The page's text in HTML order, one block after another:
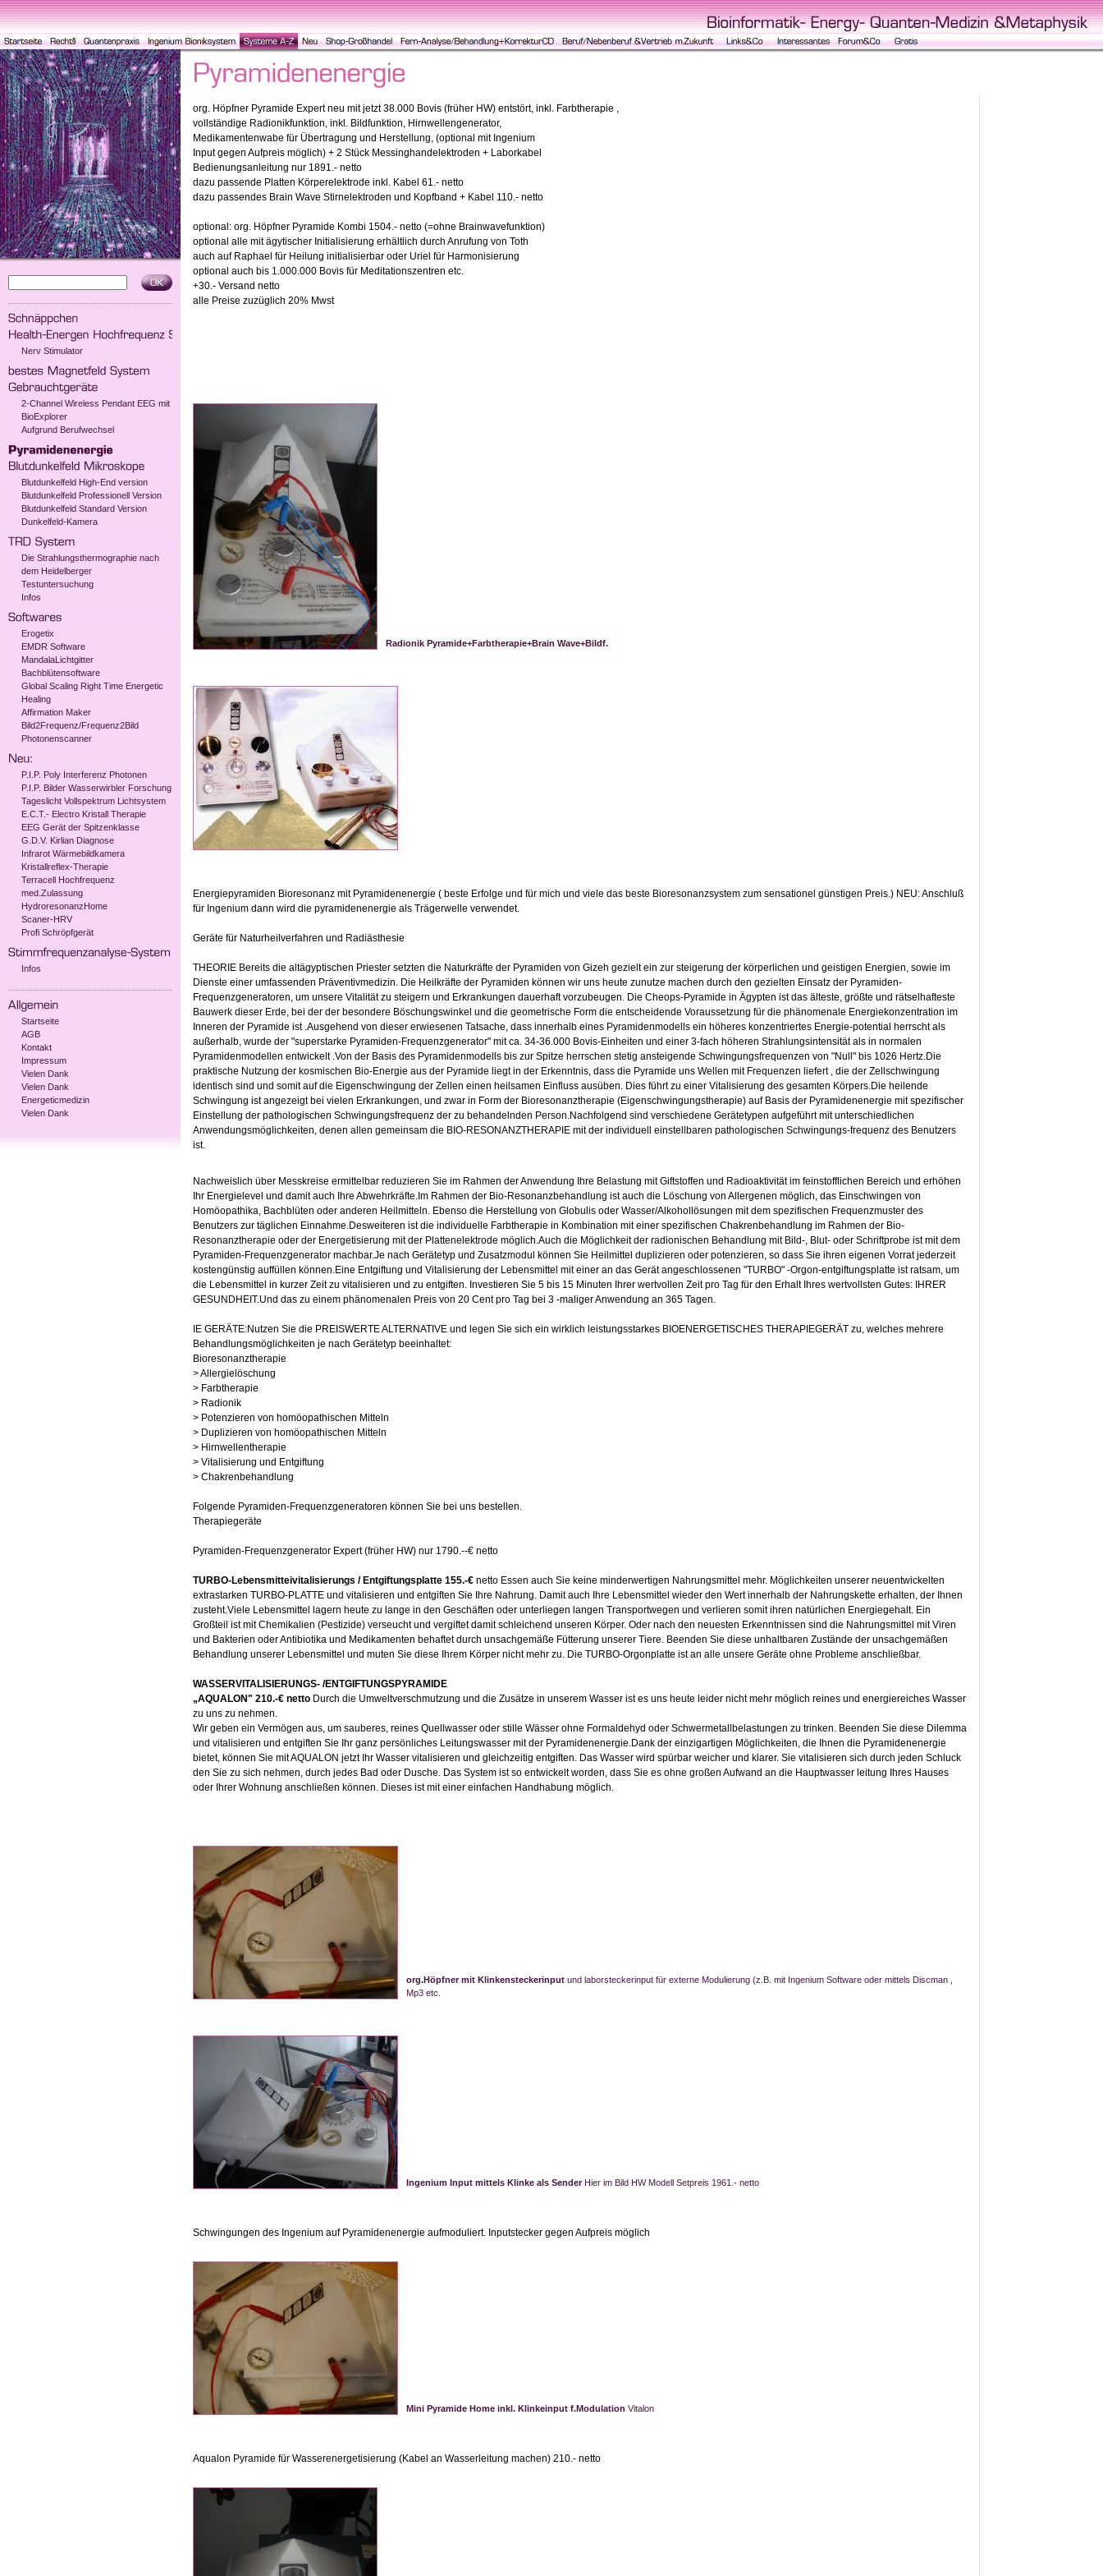
Nerv Stimulator
2-Channel Wireless Pendant EEG mit
BioExplorer
Aufgrund Berufwechsel
Blutdunkelfeld High-End version
Blutdunkelfeld Professionell Version
Blutdunkelfeld Standard Version
Dunkelfeld-Kamera
Die Strahlungsthermographie nach
dem Heidelberger
Testuntersuchung
Infos
Erogetix
EMDR Software
MandalaLichtgitter
Bachblütensoftware
Global Scaling Right Time Energetic
Healing
Affirmation Maker
Bild2Frequenz/Frequenz2Bild
Photonenscanner
P.I.P. Poly Interferenz Photonen
P.I.P. Bilder Wasserwirbler Forschung
Tageslicht Vollspektrum Lichtsystem
E.C.T.- Electro Kristall Therapie
EEG Gerät der Spitzenklasse
G.D.V. Kirlian Diagnose
Infrarot Wärmebildkamera
Kristallreflex-Therapie
Terracell Hochfrequenz
med.Zulassung
HydroresonanzHome
Scaner-HRV
Profi Schröpfgerät
Infos
Startseite
AGB
Kontakt
Impressum
Vielen Dank
Vielen Dank
Energeticmedizin
Vielen Dank
org. Höpfner Pyramide Expert neu mit jetzt 38.000 Bovis (früher HW) entstört, inkl. Farbtherapie ,
vollständige Radionikfunktion, inkl. Bildfunktion, Hirnwellengenerator,
Medikamentenwabe für Übertragung und Herstellung, (optional mit Ingenium
Input gegen Aufpreis möglich) + 2 Stück Messinghandelektroden + Laborkabel
Bedienungsanleitung nur 1891.- netto
dazu passende Platten Körperelektrode inkl. Kabel 61.- netto
dazu passendes Brain Wave Stirnelektroden und Kopfband + Kabel 110.- netto
optional: org. Höpfner Pyramide Kombi 1504.- netto (=ohne Brainwavefunktion)
optional alle mit ägytischer Initialisierung erhältlich durch Anrufung von Toth
auch auf Raphael für Heilung initialisierbar oder Uriel für Harmonisierung
optional auch bis 1.000.000 Bovis für Meditationszentren etc.
+30.- Versand netto
alle Preise zuzüglich 20% Mwst
Radionik Pyramide+Farbtherapie+Brain Wave+Bildf.
Energiepyramiden Bioresonanz mit Pyramidenenergie ( beste Erfolge und für mich und viele das beste Bioresonanzsystem zum sensationel günstigen Preis.) NEU: Anschluß
für Ingenium dann wird die pyramidenenergie als Trägerwelle verwendet.
Geräte für Naturheilverfahren und Radiästhesie
THEORIE Bereits die altägyptischen Priester setzten die Naturkräfte der Pyramiden von Gizeh gezielt ein zur steigerung der körperlichen und geistigen Energien, sowie im
Dienste einer umfassenden Präventivmedizin. Die Heilkräfte der Pyramiden können wir uns heute zunutze machen durch den gezielten Einsatz der Pyramiden-
Frequenzgeneratoren, um unsere Vitalität zu steigern und Erkrankungen dauerhaft vorzubeugen. Die Cheops-Pyramide in Ägypten ist das älteste, größte und rätselhafteste
Bauwerk dieser Erde, bei der der besondere Böschungswinkel und die geometrische Form die entscheidende Voraussetzung für die phänomenale Energiekonzentration im
Inneren der Pyramide ist .Ausgehend von dieser erwiesenen Tatsache, dass innerhalb eines Pyramidenmodells ein höheres konzentriertes Energie-potential herrscht als
außerhalb, wurde der "superstarke Pyramiden-Frequenzgenerator" mit ca. 34-36.000 Bovis-Einheiten und einer 3-fach höheren Strahlungsintensität als in normalen
Pyramidenmodellen entwickelt .Von der Basis des Pyramidenmodells bis zur Spitze herrschen stetig ansteigende Schwingungsfrequenzen von "Null" bis 1026 Hertz.Die
praktische Nutzung der kosmischen Bio-Energie aus der Pyramide liegt in der Erkenntnis, dass die Pyramide uns Wellen mit Frequenzen liefert , die der Zellschwingung
identisch sind und somit auf die Eigenschwingung der Zellen einen heilsamen Einfluss ausüben. Dies führt zu einer Vitalisierung des gesamten Körpers.Die heilende
Schwingung ist angezeigt bei vielen Erkrankungen, und zwar in Form der Bioresonanztherapie (Eigenschwingungstherapie) auf Basis der Pyramidenenergie mit spezifischer
Einstellung der pathologischen Schwingungsfrequenz der zu behandelnden Person.Nachfolgend sind verschiedene Gerätetypen aufgeführt mit unterschiedlichen
Anwendungsmöglichkeiten, denen allen gemeinsam die BIO-RESONANZTHERAPIE mit der individuell einstellbaren pathologischen Schwingungs-frequenz des Benutzers
ist.
Nachweislich über Messkreise ermittelbar reduzieren Sie im Rahmen der Anwendung Ihre Belastung mit Giftstoffen und Radioaktivität im feinstofflichen Bereich und erhöhen
Ihr Energielevel und damit auch Ihre Abwehrkräfte.Im Rahmen der Bio-Resonanzbehandlung ist auch die Löschung von Allergenen möglich, das Einschwingen von
Homöopathika, Bachblüten oder anderen Heilmitteln. Ebenso die Herstellung von Globulis oder Wasser/Alkohollösungen mit dem spezifischen Frequenzmuster des
Benutzers zur täglichen Einnahme.Desweiteren ist die individuelle Farbtherapie in Kombination mit einer spezifischen Chakrenbehandlung im Rahmen der Bio-
Resonanztherapie oder der Energetisierung mit der Plattenelektrode möglich.Auch die Möglichkeit der radionischen Behandlung mit Bild-, Blut- oder Schriftprobe ist mit dem
Pyramiden-Frequenzgenerator machbar.Je nach Gerätetyp und Zusatzmodul können Sie Heilmittel duplizieren oder potenzieren, so dass Sie ihren eigenen Vorrat jederzeit
kostengünstig auffüllen können.Eine Entgiftung und Vitalisierung der Lebensmittel mit einer an das Gerät angeschlossenen "TURBO" -Orgon-entgiftungsplatte ist ratsam, um
die Lebensmittel in kurzer Zeit zu vitalisieren und zu entgiften. Investieren Sie 5 bis 15 Minuten Ihrer wertvollen Zeit pro Tag für den Erhalt Ihres wertvollsten Gutes: IHRER
GESUNDHEIT.Und das zu einem phänomenalen Preis von 20 Cent pro Tag bei 3 -maliger Anwendung an 365 Tagen.
IE GERÄTE:Nutzen Sie die PREISWERTE ALTERNATIVE und legen Sie sich ein wirklich leistungsstarkes BIOENERGETISCHES THERAPIEGERÄT zu, welches mehrere
Behandlungsmöglichkeiten je nach Gerätetyp beeinhaltet:
Bioresonanztherapie
> Allergielöschung
> Farbtherapie
> Radionik
> Potenzieren von homöopathischen Mitteln
> Duplizieren von homöopathischen Mitteln
> Hirnwellentherapie
> Vitalisierung und Entgiftung
> Chakrenbehandlung
Folgende Pyramiden-Frequenzgeneratoren können Sie bei uns bestellen.
Therapiegeräte
Pyramiden-Frequenzgenerator Expert (früher HW) nur 1790.--€ netto
TURBO-Lebensmitteivitalisierungs / Entgiftungsplatte 155.-€ netto Essen auch Sie keine minderwertigen Nahrungsmittel mehr. Möglichkeiten unserer neuentwickelten
extrastarken TURBO-PLATTE und vitalisieren und entgiften Sie Ihre Nahrung. Damit auch Ihre Lebensmittel wieder den Wert innerhalb der Nahrungskette erhalten, der Ihnen
zusteht.Viele Lebensmittel lagern heute zu lange in den Geschäften oder unterliegen langen Transportwegen und verlieren somit ihren natürlichen Energiegehalt. Ein
Großteil ist mit Chemikalien (Pestizide) verseucht und vergiftet damit schleichend unseren Körper. Oder nach den neuesten Erkenntnissen sind die Nahrungsmittel mit Viren
und Bakterien oder Antibiotika und Medikamenten behaftet durch unsachgemäße Fütterung unserer Tiere. Beenden Sie diese unhaltbaren Zustände der unsachgemäßen
Behandlung unserer Lebensmittel und muten Sie diese Ihrem Körper nicht mehr zu. Die TURBO-Orgonplatte ist an alle unsere Geräte ohne Probleme anschließbar.
WASSERVITALISIERUNGS- /ENTGIFTUNGSPYRAMIDE
„AQUALON" 210.-€ netto Durch die Umweltverschmutzung und die Zusätze in unserem Wasser ist es uns heute leider nicht mehr möglich reines und energiereiches Wasser
zu uns zu nehmen.
Wir geben ein Vermögen aus, um sauberes, reines Quellwasser oder stille Wässer ohne Formaldehyd oder Schwermetallbelastungen zu trinken. Beenden Sie diese Dilemma
und vitalisieren und entgiften Sie Ihr ganz persönliches Leitungswasser mit der Pyramidenenergie.Dank der einzigartigen Möglichkeiten, die Ihnen die Pyramidenenergie
bietet, können Sie mit AQUALON jetzt Ihr Wasser vitalisieren und gleichzeitig entgiften. Das Wasser wird spürbar weicher und klarer. Sie vitalisieren sich durch jeden Schluck
den Sie zu sich nehmen, durch jedes Bad oder Dusche. Das System ist so entwickelt worden, dass Sie es ohne großen Aufwand an die Hauptwasser leitung Ihres Hauses
oder Ihrer Wohnung anschließen können. Dieses ist mit einer einfachen Handhabung möglich.
org.Höpfner mit Klinkensteckerinput und laborsteckerinput für externe Modulierung (z.B. mit Ingenium Software oder mittels Discman ,
Mp3 etc.
Ingenium Input mittels Klinke als SenderHier im Bild HW Modell Setpreis 1961.- netto
Schwingungen des Ingenium auf Pyramidenenergie aufmoduliert. Inputstecker gegen Aufpreis möglich
Mini Pyramide Home inkl. Klinkeinput f.Modulation Vitalon
Aqualon Pyramide für Wasserenergetisierung (Kabel an Wasserleitung machen) 210.- netto